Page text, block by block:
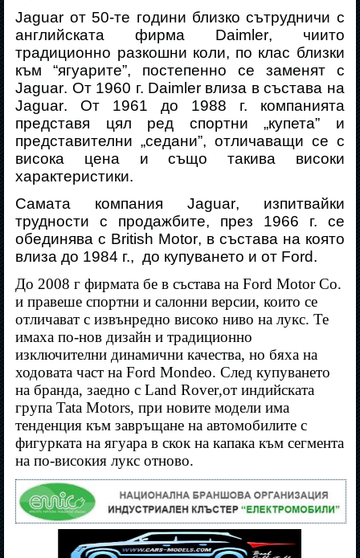
Jaguar от 50-те години близко сътрудничи с
английската фирма Daimler, чиито
традиционно разкошни коли, по клас близки
към “ягуарите”, постепенно се заменят с
Jaguar. От 1960 г. Daimler влиза в състава на
Jaguar. От 1961 до 1988 г. компанията
представя цял ред спортни„купета” и
представителни„седани”, отличаващи се с
висока цена и също такива високи
характеристики.
Самата компания Jaguar, изпитвайки
трудности с продажбите, през 1966 г. се
обединява с British Motor, в състава на която
влиза до 1984 г., до купуването и от Ford.
До 2008 г фирмата бе в състава наFord Motor Co.
и правеше спортни и салонни версии, които се
отличават с извънредно високо ниво на лукс. Те
имаха по-нов дизайн и традиционно
изключителни динамични качества, но бяха на
ходовата част наFord Mondeo. След купуването
на бранда, заедно сLand Rover,от индийската
групаTata Motors, при новите модели има
тенденция към завръщане на автомобилите с
фигурката на ягуара в скок на капака към сегмента
на по-високия лукс отново.